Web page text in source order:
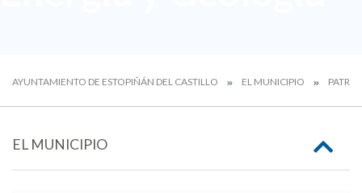
AYUNTAMIENTO DE ESTOPIÑÁN DEL CASTILLO EL MUNICIPIO
EL MUNICIPIO